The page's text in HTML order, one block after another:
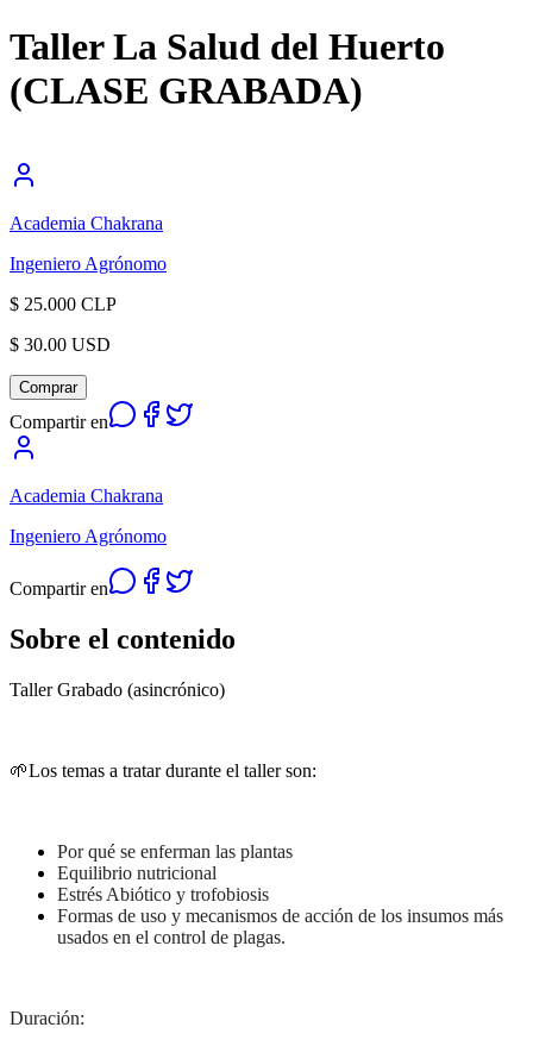
Taller La Salud del Huerto
(CLASE GRABADA)
Academia Chakrana
Ingeniero Agrónomo
$ 25.000 CLP
$ 30.00 USD
Comprar
Compartir en
Academia Chakrana
Ingeniero Agrónomo
Compartir en
Sobre el contenido
Taller Grabado (asincrónico)
🌱Los temas a tratar durante el taller son:
Por qué se enferman las plantas
Equilibrio nutricional
Estrés Abiótico y trofobiosis
Formas de uso y mecanismos de acción de los insumos más
usados en el control de plagas.
Duración: